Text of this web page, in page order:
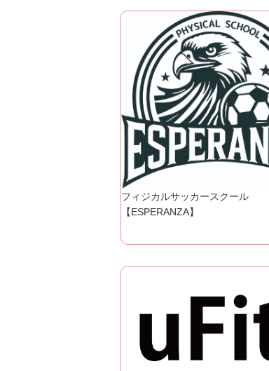
フィジカルサッカースクール
【ESPERANZA】